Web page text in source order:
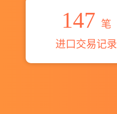
147 笔
进口交易记录